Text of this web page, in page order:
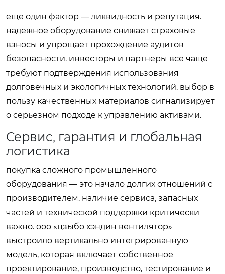
еще один фактор — ликвидность и репутация.
надежное оборудование снижает страховые
взносы и упрощает прохождение аудитов
безопасности. инвесторы и партнеры все чаще
требуют подтверждения использования
долговечных и экологичных технологий. выбор в
пользу качественных материалов сигнализирует
о серьезном подходе к управлению активами.
Сервис, гарантия и глобальная
логистика
покупка сложного промышленного
оборудования — это начало долгих отношений с
производителем. наличие сервиса, запасных
частей и технической поддержки критически
важно. ооо «цзыбо хэндин вентилятор»
выстроило вертикально интегрированную
модель, которая включает собственное
проектирование, производство, тестирование и